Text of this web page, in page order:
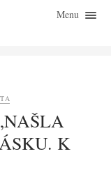
Menu
K